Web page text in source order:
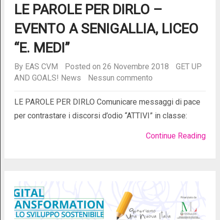
LE PAROLE PER DIRLO –
EVENTO A SENIGALLIA, LICEO
“E. MEDI”
By EAS CVM Posted on 26 Novembre 2018
GET UP
AND GOALS! News Nessun commento
LE PAROLE PER DIRLO Comunicare messaggi di pace
per contrastare i discorsi d’odio “ATTIVI” in classe:
Continue Reading